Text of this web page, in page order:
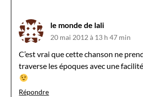
le monde de lali
20 mai 2012 à 13 h 47 min
C’est vrai que cette chanson ne
traverse les époques avec une
Répondre